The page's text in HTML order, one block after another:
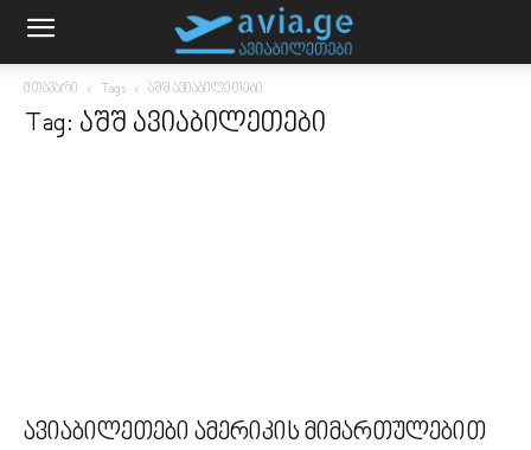
მთავარი Tags აშშ ავიაბილეთები
Tag: აშშ ავიაბილეთები
ავიაბილეთები ამერიკის მიმართულებით